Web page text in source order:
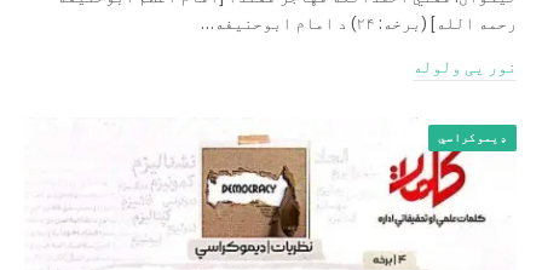
رحمه الله‎] (برخه: ۲۴) د امام ابوحنيفه…
نور یی ولوله
ډیموکراسي